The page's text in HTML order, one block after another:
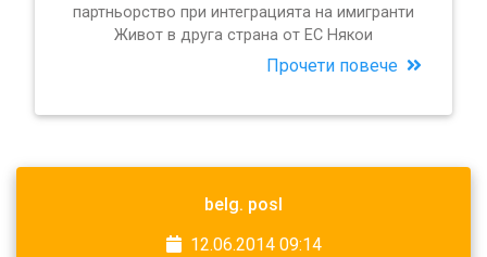
партньорство при интеграцията на имигранти
Живот в друга страна от ЕС Някои
Прочети повече
belg. posl
12.06.2014 09:14